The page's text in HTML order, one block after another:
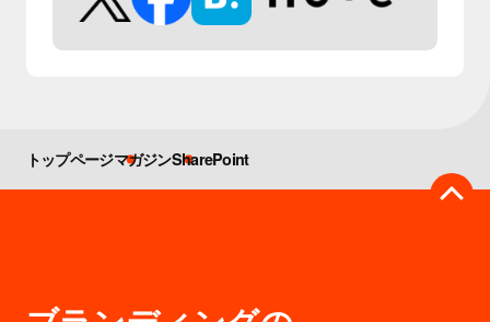
トップページマガジンSharePoint